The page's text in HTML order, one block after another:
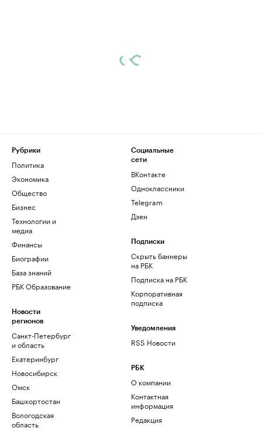
Рубрики
Политика
Экономика
Общество
Бизнес
Технологии и
медиа
Финансы
Биографии
База знаний
РБК Образование
Новости
регионов
Санкт-Петербург
и область
Екатеринбург
Новосибирск
Омск
Башкортостан
Вологодская
область
Социальные
сети
ВКонтакте
Одноклассники
Telegram
Дзен
Подписки
Скрыть баннеры
на РБК
Подписка на РБК
Корпоративная
подписка
Уведомления
RSS Новости
РБК
О компании
Контактная
информация
Редакция